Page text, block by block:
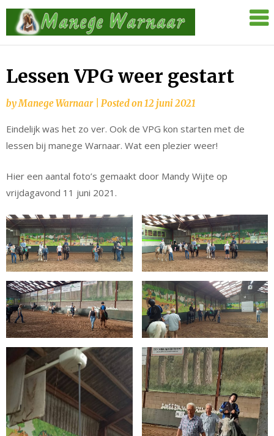
Skip
content
Manege
Lessen VPG weer gestart
byManege Warnaar Posted on12 juni 2021
Eindelijk was het zo ver. Ook de VPG kon starten met de
lessen bij manege Warnaar. Wat een plezier weer!
Hier een aantal foto’s gemaakt door Mandy Wijte op
vrijdagavond 11 juni 2021.